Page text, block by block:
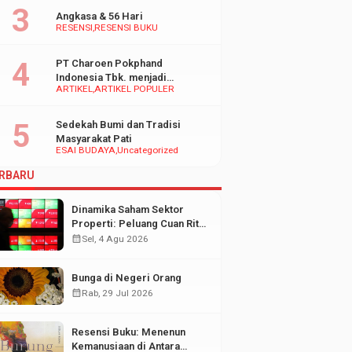
RESENSI RESENSI BUKU
Angkasa & 56 Hari
ARTIKELARTIKEL POPULER
PT Charoen Pokphand
Indonesia Tbk. menjadi
inspirasi Bagi UMKM di
ESAI BUDAYAUncategorized
Sedekah Bumi dan Tradisi
Masyarakat Pati
Dinamika Saham Sektor
Properti: Peluang Cuan Ritel
di Tengah Fluktuasi Pasar
calendar_monthSel, 4 Agu 2026
Bunga di Negeri Orang
calendar_monthRab, 29 Jul 2026
Resensi Buku: Menenun
Kemanusiaan di Antara